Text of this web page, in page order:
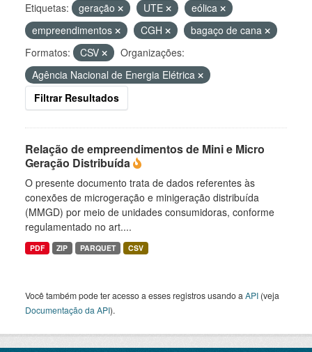
Etiquetas: geração UTE
eólica
empreendimentos
CGH
bagaço de cana
Formatos:
CSV
Organizações:
Agência Nacional de Energia Elétrica
Filtrar Resultados
Relação de empreendimentos de Mini e Micro
Geração Distribuída
O presente documento trata de dados referentes às
conexões de microgeração e minigeração distribuída
(MMGD) por meio de unidades consumidoras, conforme
regulamentado no art....
PDF ZIP PARQUET CSV
Você também pode ter acesso a esses registros usando a API (veja
Documentação da API).